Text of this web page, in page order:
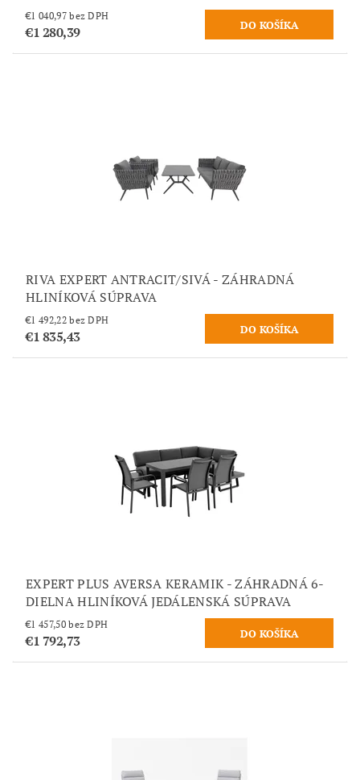
€1 040,97 bez DPH
€1 280,39
RIVA EXPERT ANTRACIT/SIVÁ - ZÁHRADNÁ
HLINÍKOVÁ SÚPRAVA
€1 492,22 bez DPH
€1 835,43
EXPERT PLUS AVERSA KERAMIK - ZÁHRADNÁ 6-
DIELNA HLINÍKOVÁ JEDÁLENSKÁ SÚPRAVA
€1 457,50 bez DPH
€1 792,73